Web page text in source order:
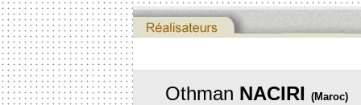
Othman NACIRI (Maroc)